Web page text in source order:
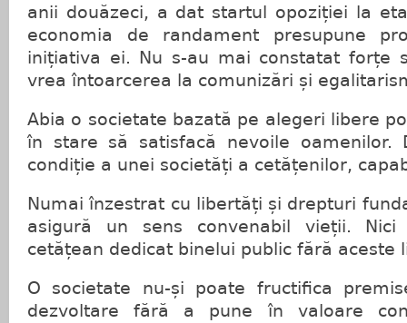
anii douăzeci, a dat startul opoziției la
economia de randament presupune
inițiativa ei. Nu s-au mai constatat forțe
vrea întoarcerea la comunizări și
Abia o societate bazată pe alegeri libere
în stare să satisfacă nevoile oamenilor.
condiție a unei societăți a cetățenilor,
Numai înzestrat cu libertăți și drepturi
asigură un sens convenabil vieții.
cetățean dedicat binelui public fără aceste
O societate nu-și poate fructifica
dezvoltare fără a pune în valoare